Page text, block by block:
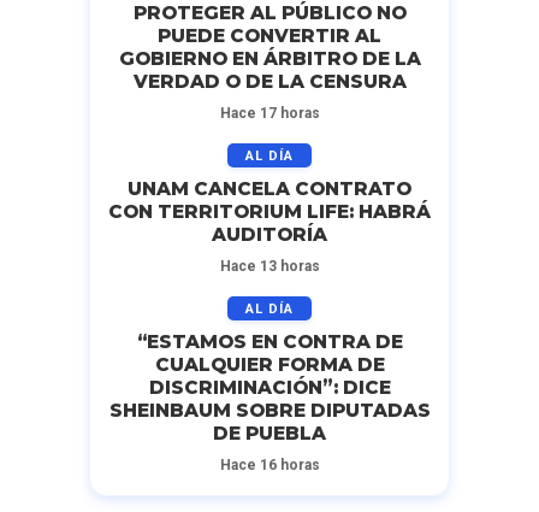
PROTEGER AL PÚBLICO NO
PUEDE CONVERTIR AL
GOBIERNO EN ÁRBITRO DE LA
VERDAD O DE LA CENSURA
Hace 17 horas
AL DÍA
UNAM CANCELA CONTRATO
CON TERRITORIUM LIFE: HABRÁ
AUDITORÍA
Hace 13 horas
AL DÍA
“ESTAMOS EN CONTRA DE
CUALQUIER FORMA DE
DISCRIMINACIÓN”: DICE
SHEINBAUM SOBRE DIPUTADAS
DE PUEBLA
Hace 16 horas